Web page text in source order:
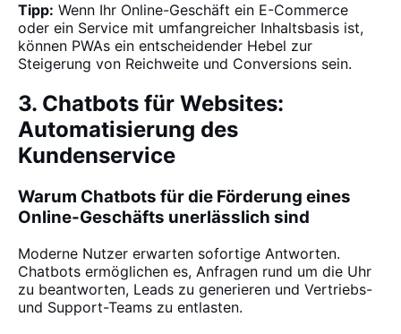
Tipp: Wenn Ihr Online-Geschäft ein E-Commerce
oder ein Service mit umfangreicher Inhaltsbasis ist,
können PWAs ein entscheidender Hebel zur
Steigerung von Reichweite und Conversions sein.
3. Chatbots für Websites:
Automatisierung des
Kundenservice
Warum Chatbots für die Förderung eines
Online-Geschäfts unerlässlich sind
Moderne Nutzer erwarten sofortige Antworten.
Chatbots ermöglichen es, Anfragen rund um die Uhr
zu beantworten, Leads zu generieren und Vertriebs-
und Support-Teams zu entlasten.